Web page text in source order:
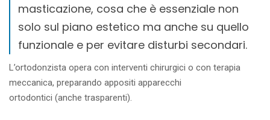
masticazione, cosa che è essenziale non
solo sul piano estetico ma anche su quello
funzionale e per evitare disturbi secondari.
L’ortodonzista opera con interventi chirurgici o con terapia
meccanica, preparando appositi apparecchi
ortodontici (anche trasparenti).